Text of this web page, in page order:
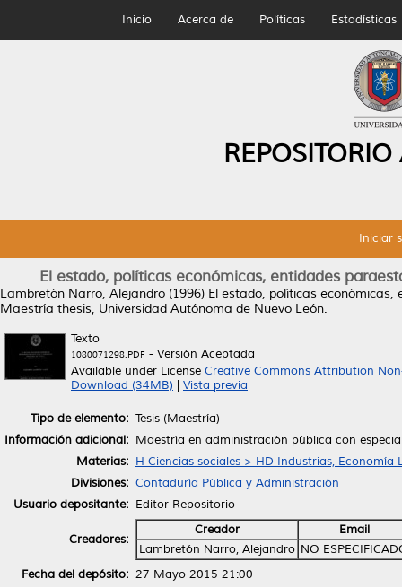
Inicio Acerca de Políticas Estadísticas
Iniciar
El estado, políticas económicas, entidades
Lambretón Narro, Alejandro (1996) El estado, políticas
Maestría thesis, Universidad Autónoma de Nuevo León.
Texto
1080071298.PDF - Versión Aceptada
Available under License Creative Commons Attribution
Download (34MB)
Vista previa
Tipo de elemento: Tesis (Maestría)
Información adicional: Maestría en administración pública con
Materias: H Ciencias sociales > HD Industrias, Economía
Divisiones: Contaduría Pública y Administración
Usuario depositante: Editor Repositorio
Creadores:
Creador
Email
Lambretón Narro, Alejandro NO
Fecha del depósito: 27 Mayo 2015 21:00